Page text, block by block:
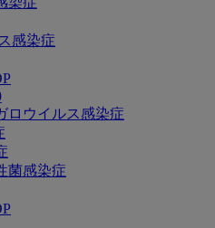
感染症
ロウイルス感染症
菌感染症